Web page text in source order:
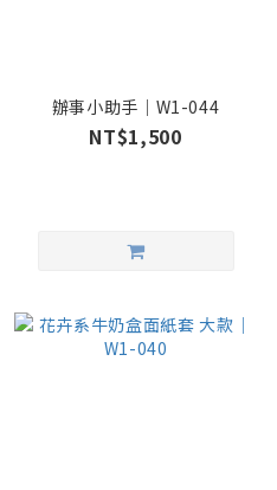
辦事小助手｜W1-044
NT$1,500